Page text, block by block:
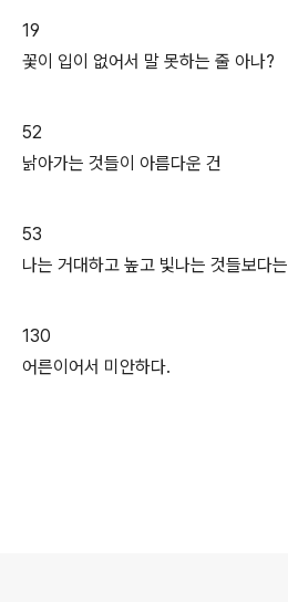
19
꽃이 입이 없어서 말 못하는 줄 아나?
52
낡아가는 것들이 아름다운 건
53
나는 거대하고 높고 빛나는 것들보다는
130
어른이어서 미안하다.